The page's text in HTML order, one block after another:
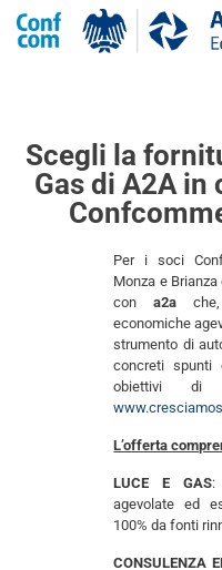
Scegli la
Gas di A2A
Per i soci
Monza e
cona2a
economiche
strumento di
concreti spunti
obiettivi di
L’offerta
LUCE E GAS:
agevolate ed
100% da fonti
CONSULENZA